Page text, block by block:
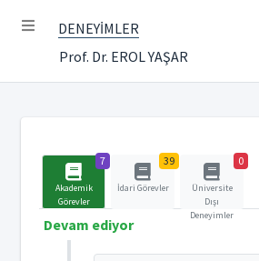
DENEYİMLER
Prof. Dr. EROL YAŞAR
7
Akademik
Görevler
39
İdari Görevler
0
Üniversite
Dışı
Deneyimler
Devam ediyor